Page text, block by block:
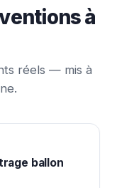
à
réels — mis à
ballon